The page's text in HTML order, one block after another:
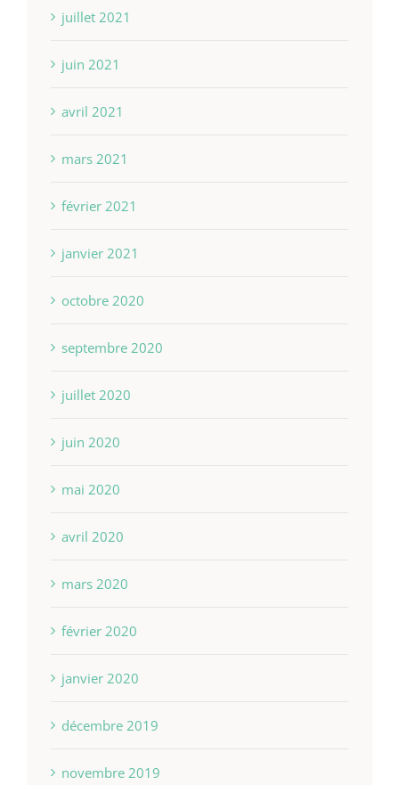
juillet 2021
juin 2021
avril 2021
mars 2021
février 2021
janvier 2021
octobre 2020
septembre 2020
juillet 2020
juin 2020
mai 2020
avril 2020
mars 2020
février 2020
janvier 2020
décembre 2019
novembre 2019